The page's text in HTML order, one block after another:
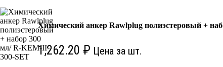
КРЕПЕЖ:
Для кровли
Комплектующие для кровельных воронок
Ремонтные кровельные воронки
Химический анкер Rawlplug полиэстеровый +
1,262.20 ₽ Цена за шт.